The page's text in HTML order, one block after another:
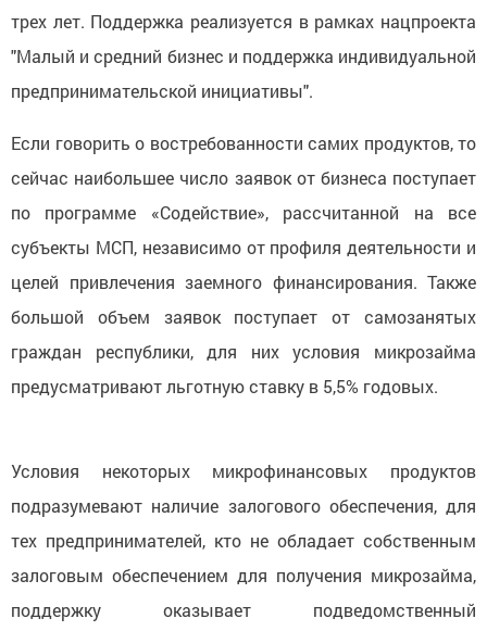
трех лет. Поддержка реализуется в рамках нацпроекта
"Малый и средний бизнес и поддержка индивидуальной
предпринимательской инициативы".
Если говорить о востребованности самих продуктов, то
сейчас наибольшее число заявок от бизнеса поступает
по программе «Содействие», рассчитанной на все
субъекты МСП, независимо от профиля деятельности и
целей привлечения заемного финансирования. Также
большой объем заявок поступает от самозанятых
граждан республики, для них условия микрозайма
предусматривают льготную ставку в 5,5% годовых.
Условия некоторых микрофинансовых продуктов
подразумевают наличие залогового обеспечения, для
тех предпринимателей, кто не обладает собственным
залоговым обеспечением для получения микрозайма,
поддержку оказывает подведомственный